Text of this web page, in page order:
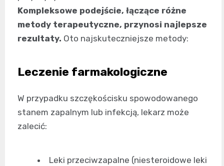
Kompleksowe podejście, łączące różne
metody terapeutyczne, przynosi najlepsze
rezultaty. Oto najskuteczniejsze metody:
Leczenie farmakologiczne
W przypadku szczękościsku spowodowanego
stanem zapalnym lub infekcją, lekarz może
zalecić:
Leki przeciwzapalne (niesteroidowe leki